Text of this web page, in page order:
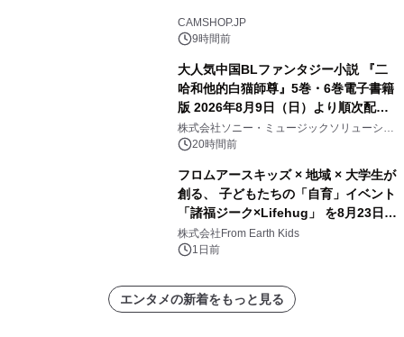
CAMSHOP.JP
9時間前
大人気中国BLファンタジー小説 『二
哈和他的白猫師尊』5巻・6巻電子書籍
版 2026年8月9日（日）より順次配信
開始
株式会社ソニー・ミュージックソリューショ
ンズ20時間前
フロムアースキッズ × 地域 × 大学生が
創る、 子どもたちの「自育」イベント
「諸福ジーク×Lifehug」 を8月23日
(日)開催
株式会社From Earth Kids
1日前
エンタメの新着をもっと見る